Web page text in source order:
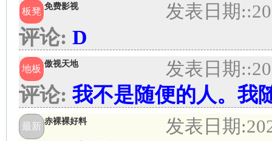
板凳 免费影视 发表日期:
评论: D
地板 傲视天地 发表日期:
评论: 我不是随便的人。我
最新 赤裸裸好料 发表日期: